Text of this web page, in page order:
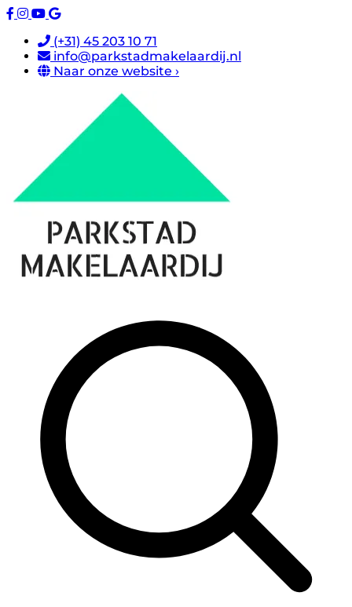
(+31) 45 203 10 71
info@parkstadmakelaardij.nl
Naar onze website ›